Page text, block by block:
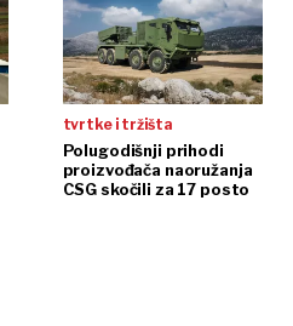
tvrtke i tržišta
Polugodišnji prihodi
proizvođača naoružanja
CSG skočili za 17 posto